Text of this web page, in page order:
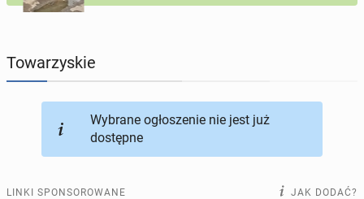
KUPIĘ & SPRZEDAM
TOWARZYSKIE 117ogłoszeń online
Towarzyskie
Wybrane ogłoszenie nie jest już
dostępne
LINKI SPONSOROWANE JAK DODAĆ?